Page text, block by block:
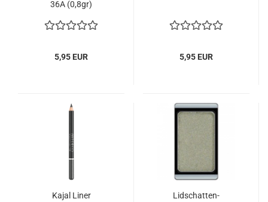
36A (0,8gr)
5,95 EUR 5,95 EUR
Kajal Liner
Lidschatten-